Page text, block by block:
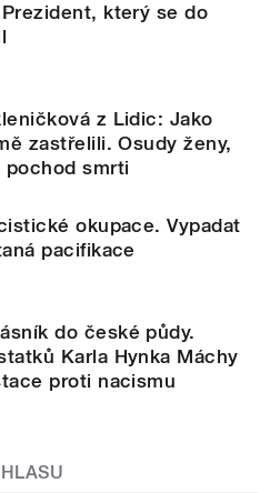
který se do
z Lidic: Jako
zastřelili. Osudy ženy,
pochod smrti
okupace. Vypadat
pacifikace
do české půdy.
Karla Hynka Máchy
proti nacismu